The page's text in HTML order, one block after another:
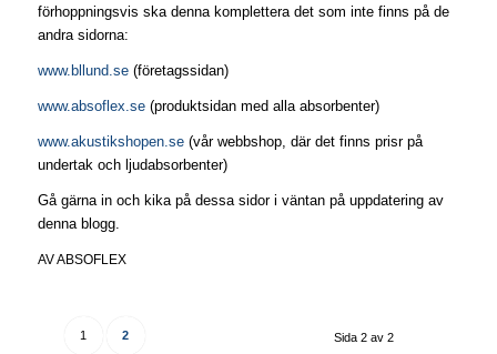
förhoppningsvis ska denna komplettera det som inte finns på de
andra sidorna:
www.bllund.se(företagssidan)
www.absoflex.se(produktsidan med alla absorbenter)
www.akustikshopen.se(vår webbshop, där det finns prisr på
undertak och ljudabsorbenter)
Gå gärna in och kika på dessa sidor i väntan på uppdatering av
denna blogg.
AVABSOFLEX
Sida 2 av 2
1 2